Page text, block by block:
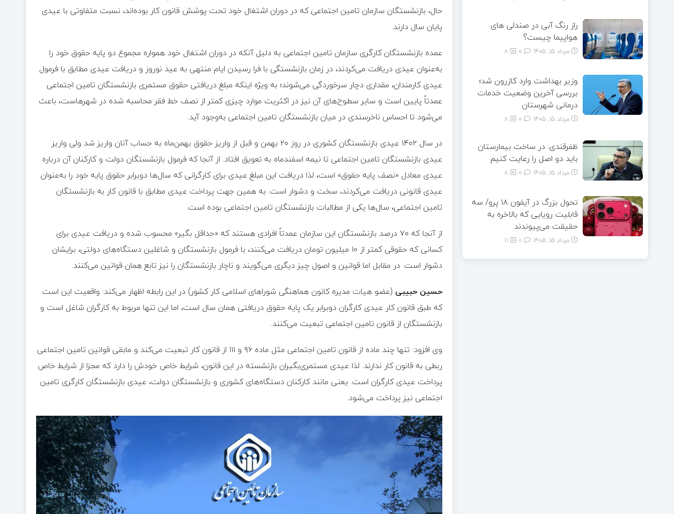
حال، بازنشستگان سازمان تامین اجتماعی که در دوران اشتغال خود تحت پوشش قانون کار بوده‌اند، نسبت متفاوتی با عیدی
پایان سال دارند.
عمده بازنشستگان کارگری سازمان تامین اجتماعی به دلیل آنکه در دوران اشتغال خود همواره مجموع دو پایه حقوق خود را
به‌عنوان عیدی دریافت می‌کردند، در زمان بازنشستگی با فرا رسیدن ایام منتهی به عید نوروز و دریافت عیدی مطابق با فرمول
عیدی کارمندان، مقداری دچار سرخوردگی می‌شوند؛ به ویژه اینکه مبلغ دریافتی حقوق مستمری بازنشستگان تامین اجتماعی
عمدتاً پایین است و سایر سطوح‌های آن نیز در اکثریت موارد چیزی کمتر از نصف خط فقر محاسبه شده در شهرهاست، باعث
می‌شود تا احساس ناخرسندی در میان بازنشستگان تامین اجتماعی به‌وجود آید.
در سال ۱۴۰۲ عیدی بازنشستگان کشوری در روز ۲۰ بهمن و قبل از واریز حقوق بهمن‌ماه به حساب آنان واریز شد ولی واریز
عیدی بازنشستگان تامین اجتماعی تا نیمه اسفندماه به تعویق افتاد. از آنجا که فرمول بازنشستگان دولت و کارکنان آن درباره
عیدی معادل «نصف پایه حقوق» است، لذا دریافت این مبلغ عیدی برای کارگرانی که سال‌ها دوبرابر حقوق پایه خود را به‌عنوان
عیدی قانونی دریافت می‌کردند، سخت و دشوار است. به همین جهت پرداخت عیدی مطابق با قانون کار به بازنشستگان
تامین اجتماعی، سال‌ها یکی از مطالبات بازنشستگان تامین اجتماعی بوده است.
از آنجا که ۷۰ درصد بازنشستگان این سازمان عمدتاً افرادی هستند که «حداقل بگیر» محسوب شده و دریافت عیدی برای
کسانی که حقوقی کمتر از ۱۰ میلیون تومان دریافت می‌کنند، با فرمول بازنشستگان و شاغلین دستگاه‌های دولتی، برایشان
دشوار است. در مقابل اما قوانین و اصول چیز دیگری می‌گویند و ناچار بازنشستگان را نیز تابع همان قوانین می‌کنند.
حسین حبیبی (عضو هیات مدیره کانون هماهنگی شوراهای اسلامی کار کشور) در این رابطه اظهار می‌کند: واقعیت این است
که طبق قانون کار عیدی کارگران دوبرابر یک پایه حقوق دریافتی همان سال است، اما این تنها مربوط به کارگران شاغل است و
بازنشستگان از قانون تامین اجتماعی تبعیت می‌کنند.
وی افزود: تنها چند ماده از قانون تامین اجتماعی مثل ماده ۹۶ و ۱۱۱ از قانون کار تبعیت می‌کند و مابقی قوانین تامین اجتماعی
ربطی به قانون کار ندارند. لذا عیدی مستمری‌بگیران بازنشسته در این قانون، شرایط خاص خودش را دارد که مجزا از شرایط خاص
پرداخت عیدی کارگران است. یعنی مانند کارکنان دستگاه‌های کشوری و بازنشستگان دولت، عیدی بازنشستگان کارگری تامین
اجتماعی نیز پرداخت می‌شود.
راز رنگ آبی در صندلی های
هواپیما چیست؟
مرداد ۱۵, ۱۴۰۵ 8
وزیر بهداشت وارد کازرون شد؛
بررسی آخرین وضعیت خدمات
درمانی شهرستان
مرداد ۱۵, ۱۴۰۵ 8
ظفرقندی: در ساخت بیمارستان
باید دو اصل را رعایت کنیم
مرداد ۱۵, ۱۴۰۵ 8
تحول بزرگ در آیفون ۱۸ پرو/ سه
قابلیت رویایی که بالاخره به
حقیقت می‌پیوندند
مرداد ۱۵, ۱۴۰۵ 11